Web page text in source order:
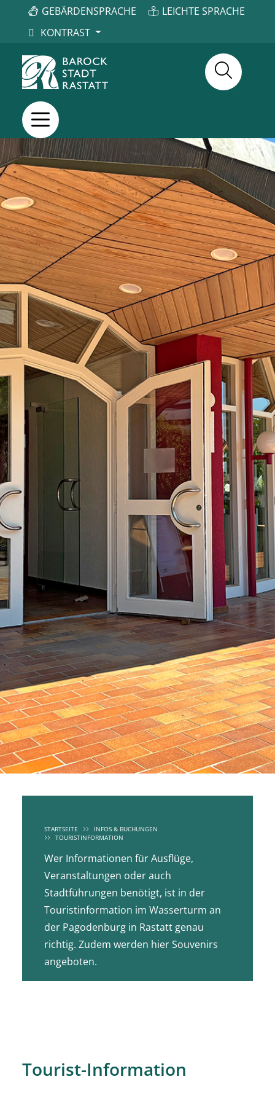
GEBÄRDENSPRACHE
LEICHTE SPRACHE
KONTRAST
STARTSEITE
INFOS & BUCHUNGEN
TOURISTINFORMATION
Wer Informationen für Ausflüge,
Veranstaltungen oder auch
Stadtführungen benötigt, ist in der
Touristinformation im Wasserturm an
der Pagodenburg in Rastatt genau
richtig. Zudem werden hier Souvenirs
angeboten.
Tourist-Information